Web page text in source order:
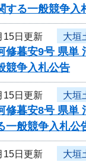
する一般競争入
15日更新 大垣
修暮安9号 県単
競争入札公告
15日更新 大垣
修暮安8号 県単
一般競争入札公
15日更新 大垣